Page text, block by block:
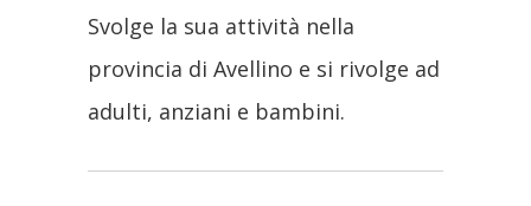
Svolge la sua attività nella
provincia di Avellino e si rivolge ad
adulti, anziani e bambini.